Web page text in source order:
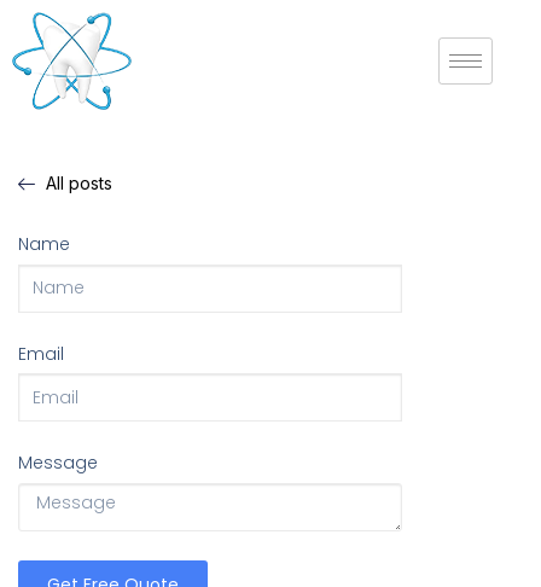
All posts
Name
Email
Message